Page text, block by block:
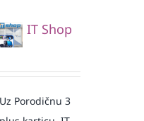
IT Shop
Uz Porodičnu 3